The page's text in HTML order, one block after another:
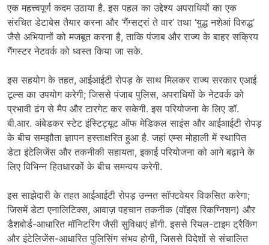
एक महत्त्वपूर्ण कदम उठाया है. इस पहल का उद्देश्य अपराधियों का एक
संरचित डेटाबेस तैयार करना और ‘गैंग्सट्रां ते वार’ तथा ‘युद्ध नशेआं विरुद्ध’
जैसे अभियानों को मजबूत करना है, ताकि पंजाब और राज्य के बाहर सक्रिय
गैंगस्टर नेटवर्क को ध्वस्त किया जा सके.
इस सहयोग के तहत, आईआईटी रोपड़ के साथ मिलकर राज्य सरकार एआई
टूल्स का उपयोग करेगी; जिससे पंजाब पुलिस, अपराधियों के नेटवर्क को
प्रभावी ढंग से मैप और टारगेट कर सकेगी. इस परियोजना के लिए डॉ.
बी.आर. अंबेडकर स्टेट इंस्टिट्यूट ऑफ मेडिकल साइंस और आईआईटी रोपड़
के बीच समझौता ज्ञापन हस्ताक्षरित हुआ है. जहां एम्स मोहाली में स्थापित
डेटा इंटेलिजेंस और तकनीकी सहायता, इकाई परियोजना को आगे बढ़ाने के
लिए विभिन्न हितधारकों के बीच समन्वय करेगी.
इस साझेदारी के तहत आईआईटी रोपड़ उन्नत सॉफ्टवेयर विकसित करेगा;
जिसमें डेटा एनालिटिक्स, आवाज़ पहचान तकनीक (वॉइस रिकग्निशन) और
डैशबोर्ड-आधारित मॉनिटरिंग जैसी सुविधाएं होंगी. इससे रियल-टाइम ट्रैकिंग
और इंटेलिजेंस-आधारित पुलिसिंग संभव होगी, जिससे विदेशों से संचालित